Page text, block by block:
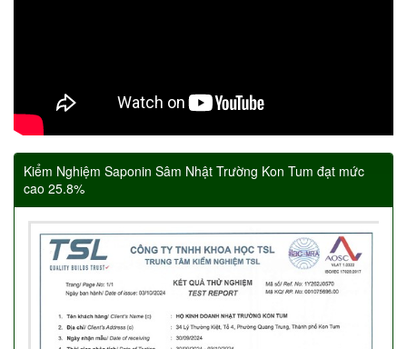
Kiểm Nghiệm Saponin Sâm Nhật Trường Kon Tum đạt mức
cao 25.8%